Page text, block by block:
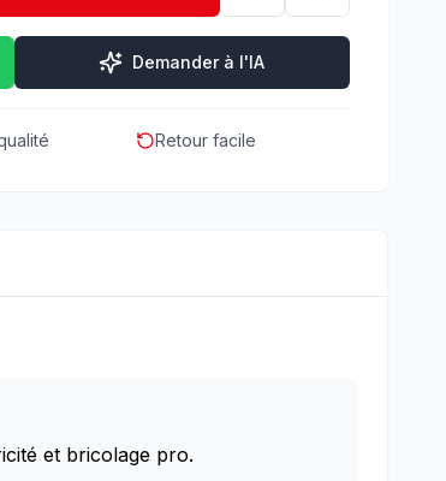
Demander à l'IA
Retour facile
et bricolage pro.